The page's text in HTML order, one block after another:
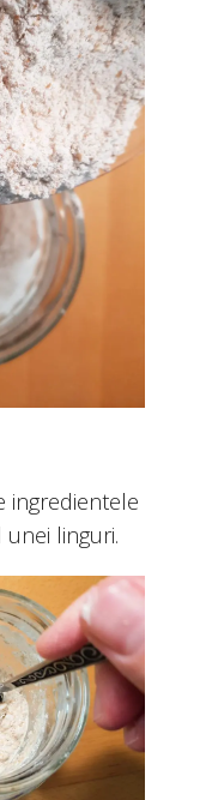
ingredientele
linguri.